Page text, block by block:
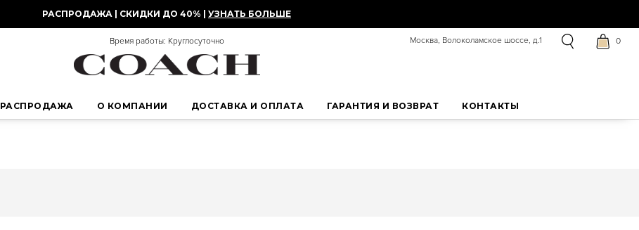
РАСПРОДАЖА | СКИДКИ ДО 40% | УЗНАТЬ БОЛЬШЕ
Время работы: Круглосуточно Москва, Волоколамское шоссе, д.1 0
РАСПРОДАЖА О КОМПАНИИ ДОСТАВКА И ОПЛАТА ГАРАНТИЯ И ВОЗВРАТ КОНТАКТЫ